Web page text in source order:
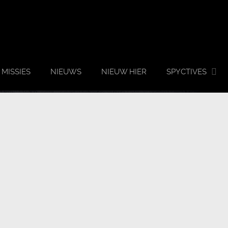
MISSIES NIEUWS NIEUW HIER SPYCTIVES